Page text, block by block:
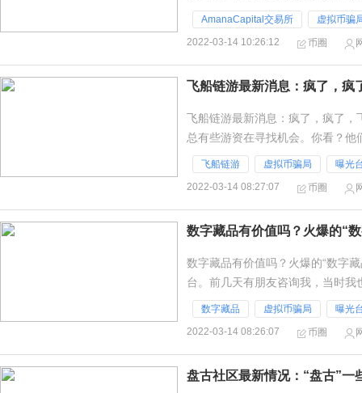
债务危机，于是部
AmanaCapital交易所
虚拟币骗
2022-03-14 10:26:12
币圈
飞船链游最新消息：疯了，疯
飞船链游最新消息：疯了，疯了
总有些游资在寻找机会。你看？
就games了？去年，飞船数月上涨
飞船链游 虚拟币骗局
曝光
2022-03-14 08:27:07
币圈
数字藏品有价值吗？火爆的“
数字藏品有价值吗？火爆的“数字
台。前几天有朋友咨询我，当时我
过半个月时间的接触和摸索，哦，
数字藏品 虚拟币骗局
曝光
2022-03-14 08:26:07
币圈
盘古社区最新情况：“盘古”一